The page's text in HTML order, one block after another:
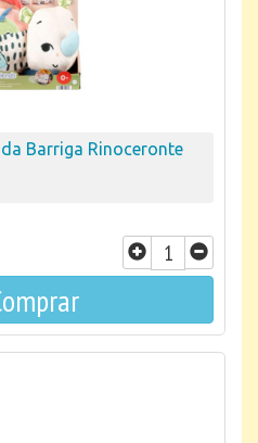
Barriga Rinoceronte